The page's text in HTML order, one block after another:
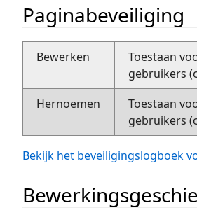
Paginabeveiliging
Bewerken
Toestaan
gebruikers
Hernoemen
Toestaan
gebruikers
Bekijk het beveiligingslogboek